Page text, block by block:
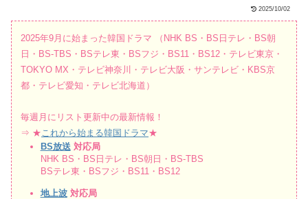
2025/10/02
2025年9月に始まった韓国ドラマ （NHK BS・BS日テレ・BS朝
日・BS-TBS・BSテレ東・BSフジ・BS11・BS12・テレビ東京・
TOKYO MX・テレビ神奈川・テレビ大阪・サンテレビ・KBS京
都・テレビ愛知・テレビ北海道）
毎週月にリスト更新中の最新情報！
⇒ ★ これから始まる韓国ドラマ★
BS放送 対応局
NHK BS・BS日テレ・BS朝日・BS-TBS
BSテレ東・BSフジ・BS11・BS12
地上波対応局